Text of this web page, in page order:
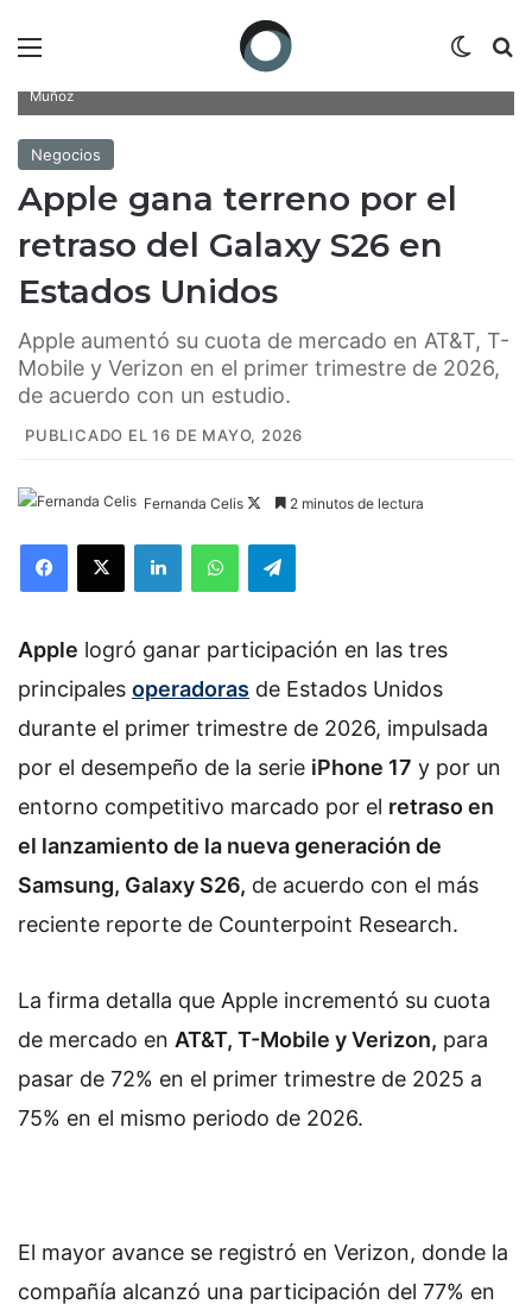
Apple se benefició del lanzamiento del iPhone 17/Fotoarte: Karla
Muñoz
Negocios
Apple gana terreno por el
retraso del Galaxy S26 en
Estados Unidos
Apple aumentó su cuota de mercado en AT&T, T-
Mobile y Verizon en el primer trimestre de 2026,
de acuerdo con un estudio.
PUBLICADO EL 16 DE MAYO, 2026
Fernanda Celis
l
w
n
X
2 minutos de lectura
Apple logró ganar participación en las tres
principales operadoras de Estados Unidos
durante el primer trimestre de 2026, impulsada
por el desempeño de la serie iPhone 17 y por un
entorno competitivo marcado por el retraso en
el lanzamiento de la nueva generación de
Samsung, Galaxy S26, de acuerdo con el más
reciente reporte de Counterpoint Research.
La firma detalla que Apple incrementó su cuota
de mercado en AT&T, T-Mobile y Verizon, para
pasar de 72% en el primer trimestre de 2025 a
75% en el mismo periodo de 2026.
El mayor avance se registró en Verizon, donde la
compañía alcanzó una participación del 77% en